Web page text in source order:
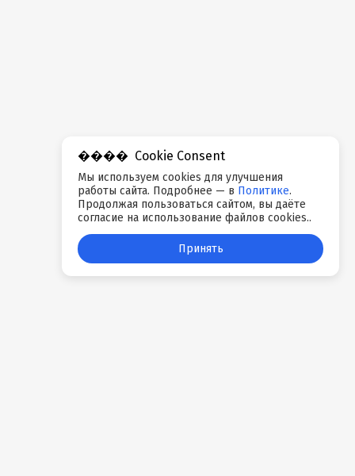
Cookie Consent
Мы используем cookies для улучшения
работы сайта. Подробнее — в Политике.
Продолжая пользоваться сайтом, вы даёте
согласие на использование файлов cookies..
Принять